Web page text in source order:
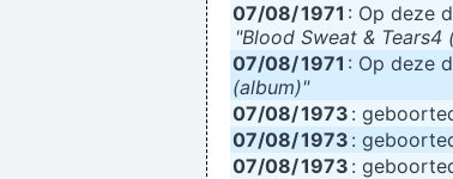
07/08/1971 : Op deze
"Blood Sweat & Tears4
07/08/1971 : Op deze
(album)"
07/08/1973 :
07/08/1973 :
07/08/1973 :